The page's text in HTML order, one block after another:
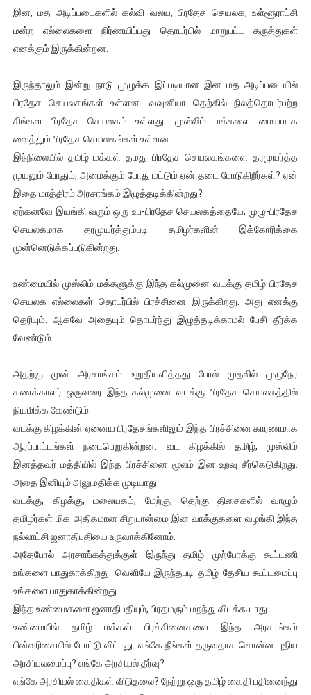
இன, மத அடிப்படைகளில் கல்வி வலய, பிரதேச செயலக, உள்ளூராட்சி
மன்ற எல்லைகளை நிர்ணயிப்பது தொடர்பில் மாறுபட்ட கருத்துகள்
எனக்கும் இருக்கின்றன.
இருந்தாலும் இன்று நாடு முழுக்க இப்படியான இன மத அடிப்படையில்
பிரதேச செயலகங்கள் உள்ளன. வவுனியா தெற்கில் நிலத்தொடர்பற்ற
சிங்கள பிரதேச செயலகம் உள்ளது. முஸ்லிம் மக்களை மையமாக
வைத்தும் பிரதேச செயலகங்கள் உள்ளன.
இந்நிலையில் தமிழ் மக்கள் தமது பிரதேச செயலகங்களை தரமுயர்த்த
முயலும் போதும், அமைக்கும் போது மட்டும் ஏன் தடை போடுகிறீர்கள்? ஏன்
இதை மாத்திரம் அரசாங்கம் இழுத்தடிக்கின்றது?
ஏற்கனவே இயங்கி வரும் ஒரு உப-பிரதேச செயலகத்தையே, முழு-பிரதேச
செயலகமாக தரமுயர்த்தும்படி தமிழர்களின் இக்கோரிக்கை
முன்னெடுக்கப்படுகின்றது.
உண்மையில் முஸ்லிம் மக்களுக்கு இந்த கல்முனை வடக்கு தமிழ் பிரதேச
செயலக எல்லைகள் தொடர்பில் பிரச்சினை இருக்கிறது. அது எனக்கு
தெரியும். ஆகவே அதையும் தொடர்ந்து இழுத்தடிக்காமல் பேசி தீர்க்க
வேண்டும்.
அதற்கு முன் அரசாங்கம் உறுதியளித்தது போல் முதலில் முழுநேர
கணக்காளர் ஒருவரை இந்த கல்முனை வடக்கு பிரதேச செயலகத்தில்
நியமிக்க வேண்டும்.
வடக்கு கிழக்கின் ஏனைய பிரதேசங்களிலும் இந்த பிரச்சினை காரணமாக
ஆரப்பாட்டங்கள் நடைபெறுகின்றன. வட கிழக்கில் தமிழ், முஸ்லிம்
இனத்தவர் மத்தியில் இந்த பிரச்சினை மூலம் இன உறவு சீர்கெடுகிறது.
அதை இனியும் அனுமதிக்க முடியாது.
வடக்கு, கிழக்கு, மலையகம், மேற்கு, தெற்கு திசைகளில் வாழும்
தமிழர்கள் மிக அதிகமான சிறுபான்மை இன வாக்குகளை வழங்கி இந்த
நல்லாட்சி ஜனாதிபதியை உருவாக்கினோம்.
அதேபோல் அரசாங்கத்துக்குள் இருந்து தமிழ் முற்போக்கு கூட்டணி
உங்களை பாதுகாக்கிறது. வெளியே இருந்தபடி தமிழ் தேசிய கூட்டமைப்பு
உங்களை பாதுகாக்கின்றது.
இந்த உண்மைகளை ஜனாதிபதியும், பிரதமரும் மறந்து விடக்கூடாது.
உண்மையில் தமிழ் மக்கள் பிரச்சினைகளை இந்த அரசாங்கம்
பின்வரிசையில் போட்டு விட்டது. எங்கே நீங்கள் தருவதாக சொன்ன புதிய
அரசியலமைப்பு? எங்கே அரசியல் தீர்வு?
எங்கே அரசியல் கைதிகள் விடுதலை? நேற்று ஒரு தமிழ் கைதி பதினைந்து